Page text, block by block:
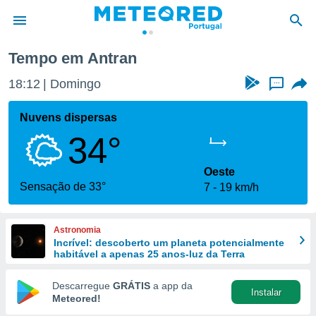
da
foi
fornecidas
a este
das
e
forma
digital
Tempo em Antran
18:12 Domingo ...
Nuvens dispersas
34°
Sensação de 33°
Oeste
7
19 km/h
Astronomia
Incrível: descoberto um planeta potencialmente
habitável a apenas 25 anos-luz da Terra
Descarregue GRÁTIS a app da
Meteored!
Instalar